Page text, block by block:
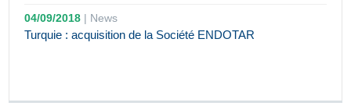
04/09/2018 | News
Turquie : acquisition de la Société ENDOTAR